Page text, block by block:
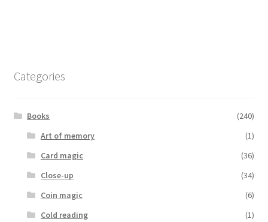
Categories
Books
(240)
Art of memory
(1)
Card magic
(36)
Close-up
(34)
Coin magic
(6)
Cold reading
(1)